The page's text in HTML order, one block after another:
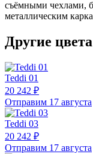
Другие цвета
Teddi 01
20 242 ₽
Отправим 17 августа
Teddi 03
20 242 ₽
Отправим 17 августа